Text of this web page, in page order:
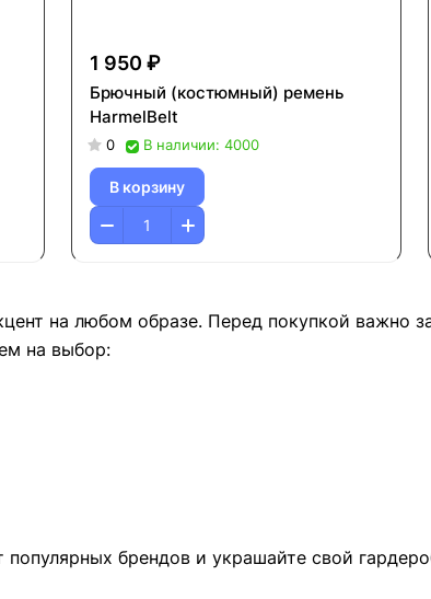
1 950 ₽
Брючный (костюмный) ремень
HarmelBelt
0 В наличии: 4000
В корзину
на любом образе. Перед покупкой важно
на выбор:
брендов и украшайте свой